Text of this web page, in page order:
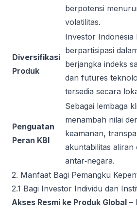
berpotensi
volatilitas.
Diversifikasi
Produk
Investor Indonesia
berpartisipasi
berjangka indeks
dan futures
tersedia secara
Penguatan
Peran KBI
Sebagai lembaga
menambah nilai
keamanan,
akuntabilitas aliran
antar‑negara.
2. Manfaat Bagi Pemangku
2.1 Bagi Investor Individu dan
Akses Resmi ke Produk Global –